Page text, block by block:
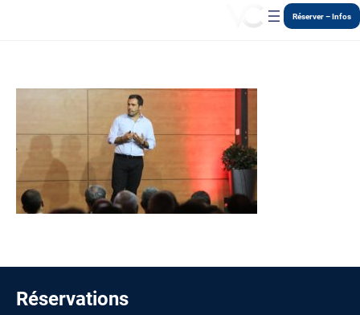
Réserver – Infos
Réservations